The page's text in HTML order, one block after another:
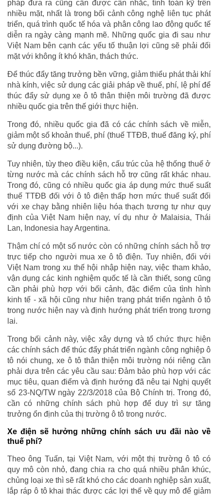
pháp đưa ra cũng cần được cân nhắc, tính toán kỹ trên
nhiều mặt, nhất là trong bối cảnh công nghệ liên tục phát
triển, quá trình quốc tế hóa và phân công lao động quốc tế
diễn ra ngày càng mạnh mẽ. Những quốc gia đi sau như
Việt Nam bên cạnh các yếu tố thuận lợi cũng sẽ phải đối
mặt với không ít khó khăn, thách thức.
Để thúc đẩy tăng trưởng bền vững, giảm thiểu phát thải khí
nhà kính, việc sử dụng các giải pháp về thuế, phí, lệ phí để
thúc đẩy sử dụng xe ô tô thân thiện môi trường đã được
nhiều quốc gia trên thế giới thực hiện.
Trong đó, nhiều quốc gia đã có các chính sách về miễn,
giảm một số khoản thuế, phí (thuế TTĐB, thuế đăng ký, phí
sử dụng đường bộ...).
Tuy nhiên, tùy theo điều kiện, cấu trúc của hệ thống thuế ở
từng nước mà các chính sách hỗ trợ cũng rất khác nhau.
Trong đó, cũng có nhiều quốc gia áp dụng mức thuế suất
thuế TTĐB đối với ô tô điện thấp hơn mức thuế suất đối
với xe chạy bằng nhiên liệu hóa thạch tương tự như quy
định của Việt Nam hiện nay, ví dụ như ở Malaisia, Thái
Lan, Indonesia hay Argentina.
Thậm chí có một số nước còn có những chính sách hỗ trợ
trực tiếp cho người mua xe ô tô điện. Tuy nhiên, đối với
Việt Nam trong xu thế hội nhập hiện nay, việc tham khảo,
vận dụng các kinh nghiệm quốc tế là cần thiết, song cũng
cần phải phù hợp với bối cảnh, đặc điểm của tình hình
kinh tế - xã hội cũng như hiện trạng phát triển ngành ô tô
trong nước hiện nay và định hướng phát triển trong tương
lai.
Trong bối cảnh này, việc xây dựng và tổ chức thực hiện
các chính sách để thúc đẩy phát triển ngành công nghiệp ô
tô nói chung, xe ô tô thân thiện môi trường nói riêng cần
phải dựa trên các yêu cầu sau: Đảm bảo phù hợp với các
mục tiêu, quan điểm và định hướng đã nêu tại Nghị quyết
số 23-NQ/TW ngày 22/3/2018 của Bộ Chính trị. Trong đó,
cần có những chính sách phù hợp để duy trì sự tăng
trưởng ổn định của thị trường ô tô trong nước.
Xe điện sẽ hưởng những chính sách ưu đãi nào về
thuế phí?
Theo ông Tuấn, tại Việt Nam, với một thị trường ô tô có
quy mô còn nhỏ, đang chia ra cho quá nhiều phân khúc,
chủng loại xe thì sẽ rất khó cho các doanh nghiệp sản xuất,
lắp ráp ô tô khai thác được các lợi thế về quy mô để giảm